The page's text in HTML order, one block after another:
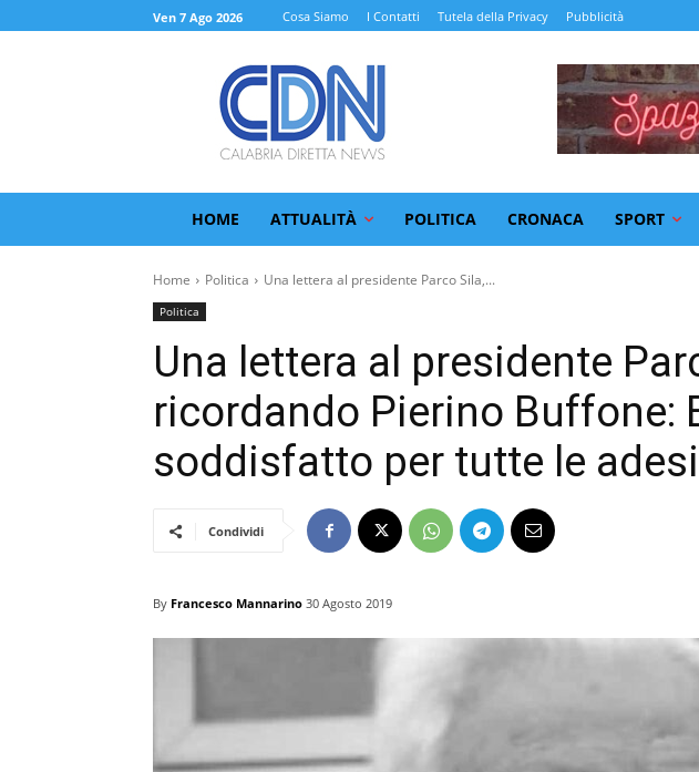
Ven 7 Ago 2026 Cosa Siamo I Contatti Tutela della Privacy Pubblicità
HOME ATTUALITÀ POLITICA CRONACA SPORT
Home Politica Una lettera al presidente Parco Sila,...
Politica
Una lettera al presidente
ricordando Pierino Buffone:
soddisfatto per tutte le
Condividi
By Francesco Mannarino 30 Agosto 2019